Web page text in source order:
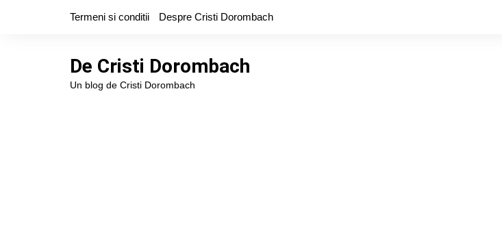
Termeni si conditii Despre Cristi Dorombach
De Cristi Dorombach
Un blog de Cristi Dorombach